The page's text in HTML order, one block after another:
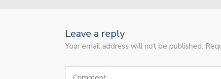
El plantel de Unión
Con dos caras nuevas,
Leave a reply
Your email address will not be published.